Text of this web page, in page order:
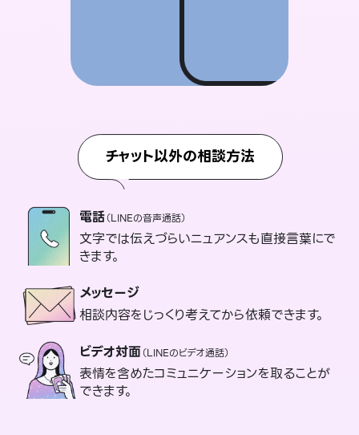
チャット以外の相談方法
電話（LINEの音声通話）
文字では伝えづらいニュアンスも直接言葉にで
きます。
メッセージ
相談内容をじっくり考えてから依頼できます。
ビデオ対面（LINEのビデオ通話）
表情を含めたコミュニケーションを取ることが
できます。